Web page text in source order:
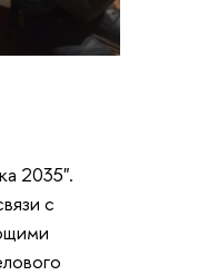
2035".
с